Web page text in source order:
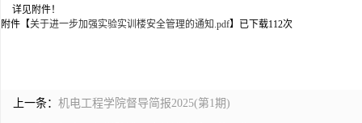
详见附件！
附件【关于进一步加强实验实训楼安全管理的通知.pdf】已下载112次
上一条： 机电工程学院督导简报2025(第1期)